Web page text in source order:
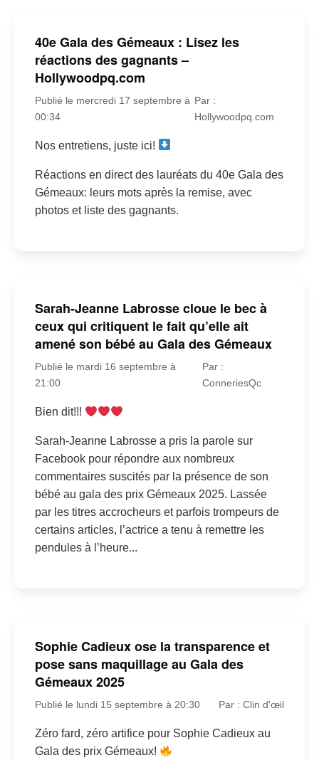
40e Gala des Gémeaux : Lisez les
réactions des gagnants –
Hollywoodpq.com
Publié le mercredi 17 septembre à
00:34
Par :
Hollywoodpq.com
Nos entretiens, juste ici!
Réactions en direct des lauréats du 40e Gala des
Gémeaux: leurs mots après la remise, avec
photos et liste des gagnants.
Sarah-Jeanne Labrosse cloue le bec à
ceux qui critiquent le fait qu’elle ait
amené son bébé au Gala des Gémeaux
Publié le mardi 16 septembre à
21:00
Par :
ConneriesQc
Bien dit!!!
Sarah-Jeanne Labrosse a pris la parole sur
Facebook pour répondre aux nombreux
commentaires suscités par la présence de son
bébé au gala des prix Gémeaux 2025. Lassée
par les titres accrocheurs et parfois trompeurs de
certains articles, l’actrice a tenu à remettre les
pendules à l’heure...
Sophie Cadieux ose la transparence et
pose sans maquillage au Gala des
Gémeaux 2025
Publié le lundi 15 septembre à 20:30 Par : Clin d'œil
Zéro fard, zéro artifice pour Sophie Cadieux au
Gala des prix Gémeaux!